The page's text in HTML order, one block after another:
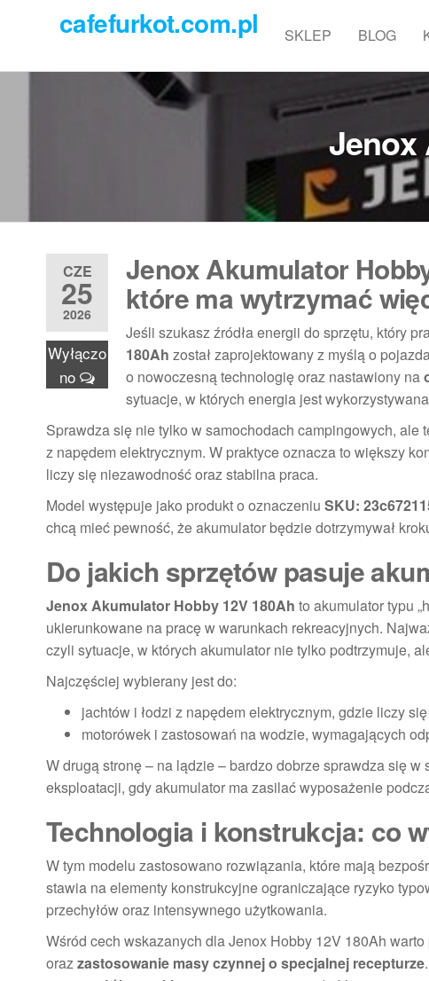
cafefurkot.com.pl SKLEP BLOG
Jenox
CZE
25
2026
Wyłączo
no
Jenox Akumulator
które ma wytrzymać
Jeśli szukasz źródła energii do sprzętu, który
180Ah został zaprojektowany z myślą o
o nowoczesną technologię oraz nastawiony na
sytuacje, w których energia jest
Sprawdza się nie tylko w samochodach campingowych,
z napędem elektrycznym. W praktyce oznacza to większy
liczy się niezawodność oraz stabilna praca.
Model występuje jako produkt o oznaczeniu SKU:
chcą mieć pewność, że akumulator będzie dotrzymywał
Do jakich sprzętów pasuje
Jenox Akumulator Hobby 12V 180Ah to akumulator typu
ukierunkowane na pracę w warunkach rekreacyjnych.
czyli sytuacje, w których akumulator nie tylko podtrzymuje,
Najczęściej wybierany jest do:
jachtów i łodzi z napędem elektrycznym, gdzie liczy
motorówek i zastosowań na wodzie, wymagających
W drugą stronę – na lądzie – bardzo dobrze sprawdza się
eksploatacji, gdy akumulator ma zasilać wyposażenie
Technologia i konstrukcja: co
W tym modelu zastosowano rozwiązania, które mają
stawia na elementy konstrukcyjne ograniczające ryzyko
przechyłów oraz intensywnego użytkowania.
Wśród cech wskazanych dla Jenox Hobby 12V 180Ah
orazzastosowanie masy czynnej o specjalnej recepturze